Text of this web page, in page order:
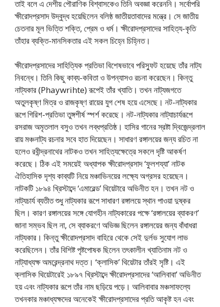
তাই বলে এ দেশীয় পৌরাণিক বিশ্বাসকেও তিনি অবজ্ঞা করেননি। সর্বোপরি
ক্ষীরোদপ্রসাদ উদ্বুদ্ধ হয়েছিলেন বলিষ্ঠ জাতীয়তাবাদের মন্ত্রে। সে জাতীয়
চেতনার মূল ভিত্তি শক্তি, প্রেম ও ধর্ম। ক্ষীরোদপ্রসাদের সাহিত্য-কৃতি
তাঁহার ব্যক্তি-মানসিকতার এই সকল চিহ্নে চিহ্নিত।
ক্ষীরোদপ্রসাদের সাহিত্যিক প্রতিভা বিশেষভাবে পরিস্ফুট হয়েছে তাঁর নাট্য
নিবন্ধে। তিনি কিছু কাব্য-কবিতা ও উপন্যাসও রচনা করেছেন। কিন্তু
নাট্যকার (Phaywrihte) রূপেই তাঁর খ্যাতি। তখন নাট্যজগতে
অতুলকৃষ্ণ মিত্র ও রাজকৃষ্ণ রায়ের যুগ শেষ হয়ে এসেছে। নট-নাট্যকার
রূপে গিরিশ-প্রতিভা তুঙ্গশীর্ষ স্পর্শ করেছে। নট-নাট্যকার নাট্যাচার্যরূপে
রসরাজ অমৃতলাল বসুও তখন লব্ধপ্রতিষ্ঠ। হাসির গানের স্রষ্টা দ্বিজেন্দ্রলাল
রায় মঞ্চনাট্য রচনার সবে হাত দিয়েছেন। সাধারণ রঙ্গালয়ের জন্য রচিত না
হলেও রবীন্দ্রনাথের নাটকও তখন সাহিত্যক্ষেত্রে সকলে দৃষ্টি আকর্ষণ
করেছে। ঠিক এই সময়েই অধ্যাপক ক্ষীরোদপ্রসাদ ‘ফুলশয্যা’ নাটক
ঐতিহাসিক দৃশ্য কাব্যটি নিয়ে মঞ্চাভিনয়ের লক্ষ্যে অগ্রসর হয়েছেন।
নাটকটি ১৮৯৪ খ্রিস্টাব্দে ‘এমারেল্ড’ থিয়েটারে অভিনীত হন। তখন নট ও
নাট্যচার্য ব্যতীত শুধু নাট্যকার রূপে সাধারণ রঙ্গালয়ে স্থান পাওয়া দুষ্কর
ছিল। কারণ রঙ্গালয়ের সঙ্গে যোগহীন নাট্যকারের পক্ষে ‘রঙ্গালয়ের ব্যাকরণ’
জানা সম্ভব ছিল না, সে ব্যাকরণে অভিজ্ঞ ছিলেন রঙ্গালয়ের জন্য বাঁধাধরা
নাট্যকার। কিন্তু ক্ষীরোদপ্রসাদ বাহিরে থেকে সেই দুর্লভ সুযোগ লাভ
করেছিলেন। তাঁর বিশিষ্ট পৃষ্টপোষক ছিলেন তৎকালীন খ্যাতিনাম নট ও
নাট্যাধ্যক্ষ অমরেন্দ্রনাথ দত্ত। ‘ক্লাসিক’ থিয়েটার তাঁরই সৃষ্টি। এই
ক্লাসিক থিয়েটারেই ১৮৯৭ খ্রিস্টাব্দে ক্ষীরোদপ্রসাদের ‘আলিবাবা’ অভিনীত
হয় এবং নাট্যকার রূপে তাঁর নাম ছড়িয়ে পড়ে। আলিবাবার মঞ্চসাফল্যে
তখনকার মঞ্চাধ্যক্ষদের অনেকেই ক্ষীরোদপ্রসাদের প্রতি আকৃষ্ট হন এবং